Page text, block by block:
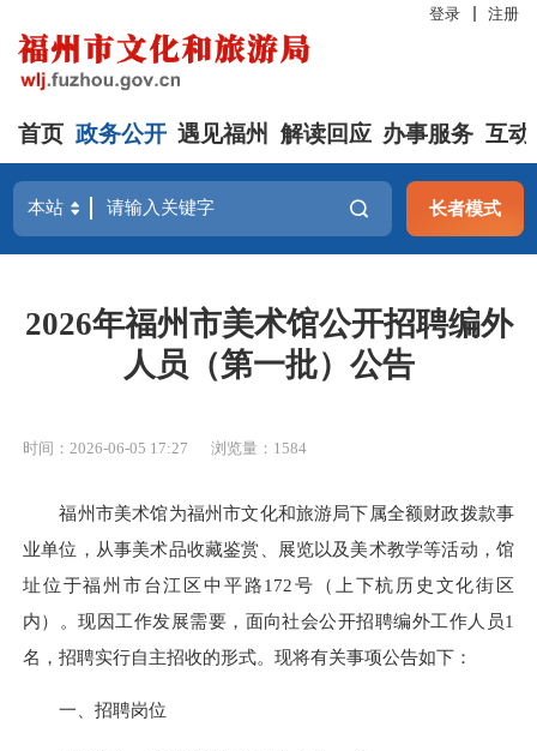
登录 注册
首页 政务公开 遇见福州 解读回应 办事服务 互动
长者模式
2026年福州市美术馆公开招聘编外
人员（第一批）公告
时间：2026-06-05 17:27 浏览量：1584
福州市美术馆为福州市文化和旅游局下属全额财政拨款事
业单位，从事美术品收藏鉴赏、展览以及美术教学等活动，馆
址位于福州市台江区中平路172号（上下杭历史文化街区
内）。现因工作发展需要，面向社会公开招聘编外工作人员1
名，招聘实行自主招收的形式。现将有关事项公告如下：
一、招聘岗位